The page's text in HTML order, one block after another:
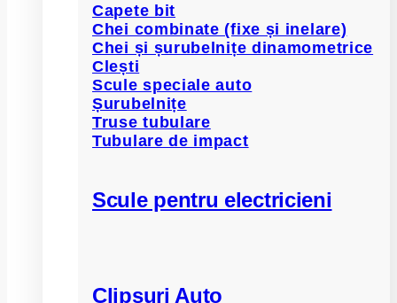
Capete bit
Chei combinate (fixe și inelare)
Chei și șurubelnițe dinamometrice
Clești
Scule speciale auto
Șurubelnițe
Truse tubulare
Tubulare de impact
Scule pentru electricieni
Clipsuri Auto